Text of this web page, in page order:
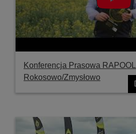
Konferencja Prasowa
Rokosowo/Zmysłowo